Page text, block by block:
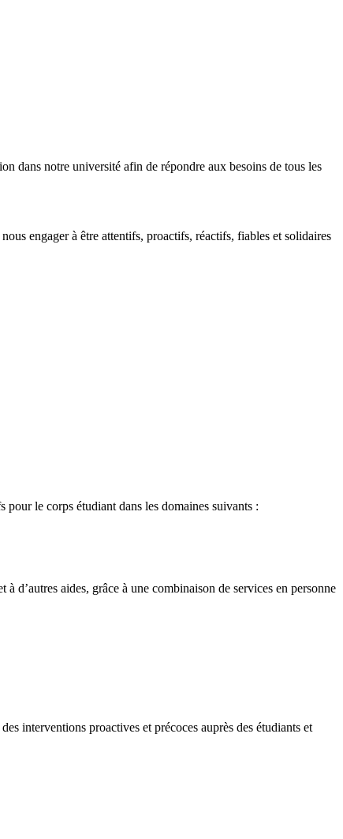
dans notre université afin de répondre aux besoins de tous les
engager à être attentifs, proactifs, réactifs, fiables et solidaires
le corps étudiant dans les domaines suivants :
d’autres aides, grâce à une combinaison de services en personne
interventions proactives et précoces auprès des étudiants et